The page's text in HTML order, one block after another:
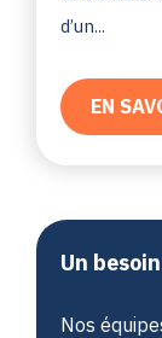
d’un...
EN
Un
Nos